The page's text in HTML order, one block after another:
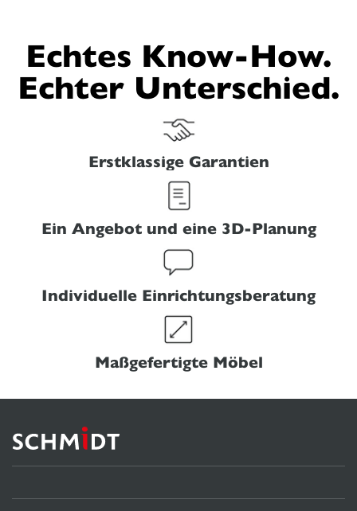
Echtes Know-How.
Echter Unterschied.
Erstklassige Garantien
Ein Angebot und eine 3D-Planung
Individuelle Einrichtungsberatung
Maßgefertigte Möbel